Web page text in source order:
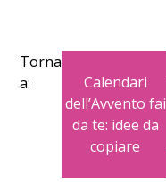
Torna
a:
Calendari
dell’Avvento fai
da te: idee da
copiare